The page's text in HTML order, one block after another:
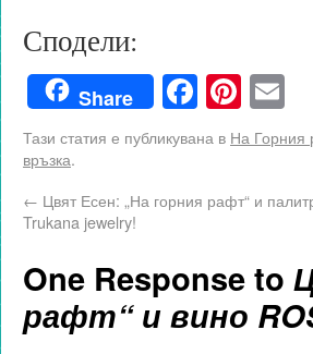
Сподели:
Share Facebook
Тази статия е публикувана в На Горния
връзка.
← Цвят Есен: „На горния рафт“ и
Trukana jewelry!
One Response to
рафт“ и вино